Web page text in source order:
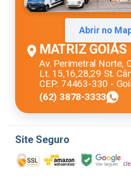
Abrir no
MATRIZ GOIÁS
Av. Perimetral Norte,
Lt. 15,16,28,29 St.
CEP: 74463-330 -
(62) 3878-3333
Site Seguro